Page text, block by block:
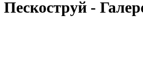
Пескоструй -